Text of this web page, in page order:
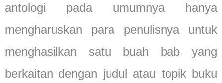
antologi pada umumnya hanya
mengharuskan para penulisnya untuk
menghasilkan satu buah bab yang
berkaitan dengan judul atau topik buku